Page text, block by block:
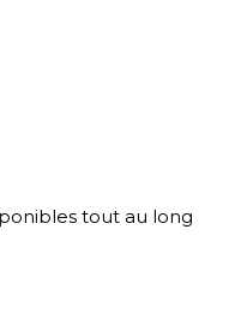
tout au long